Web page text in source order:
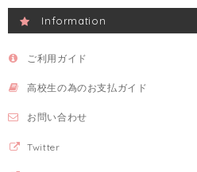
Information
ご利用ガイド
高校生の為のお支払ガイド
お問い合わせ
Twitter